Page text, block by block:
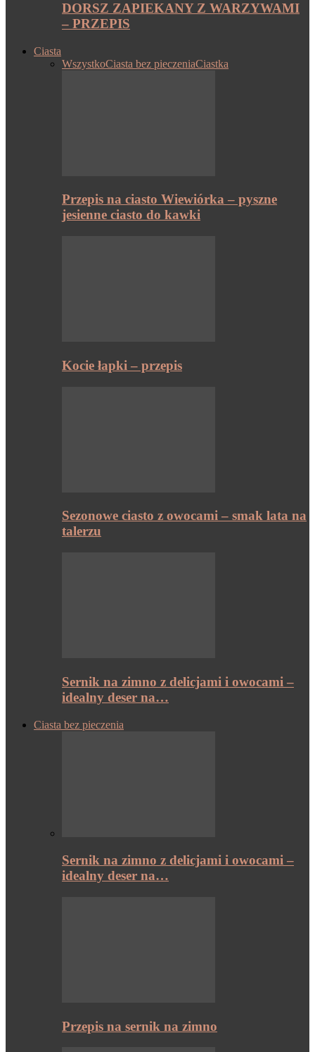
DORSZ ZAPIEKANY Z WARZYWAMI
– PRZEPIS
Ciasta
WszystkoCiasta bez pieczeniaCiastka
Przepis na ciasto Wiewiórka – pyszne
jesienne ciasto do kawki
Kocie łapki – przepis
Sezonowe ciasto z owocami – smak lata na
talerzu
Sernik na zimno z delicjami i owocami –
idealny deser na…
Ciasta bez pieczenia
Sernik na zimno z delicjami i owocami –
idealny deser na…
Przepis na sernik na zimno